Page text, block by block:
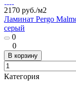
2170 руб./м2
Ламинат Pergo
серый
0
0
В корзину
Категория